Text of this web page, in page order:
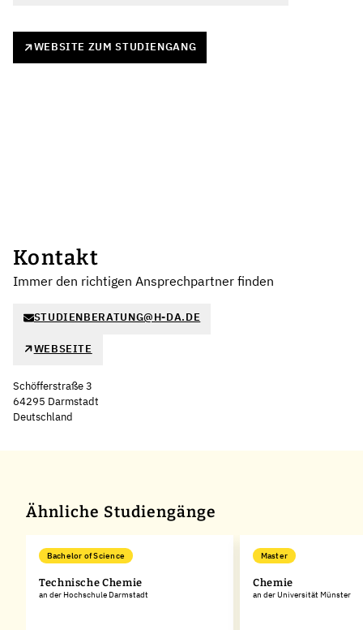
WEBSITE ZUM STUDIENGANG
Kontakt
Immer den richtigen Ansprechpartner finden
STUDIENBERATUNG@H-DA.DE
WEBSEITE
Schöfferstraße 3
64295 Darmstadt
Deutschland
Ähnliche Studiengänge
Bachelor of Science
Technische Chemie
an der Hochschule Darmstadt
Master
Chemie
an der Universität Münster